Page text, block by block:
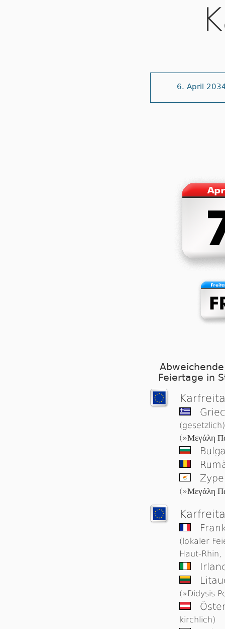
6. April
Feiertage in
(gesetzlich)
(»Μεγάλη
(»Μεγάλη
(lokaler
Haut-Rhin,
(»Didysis
kirchlich)